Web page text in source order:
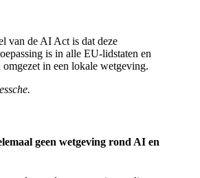
van de AI Act is dat deze
is in alle EU-lidstaten en
in een lokale wetgeving.
geen wetgeving rond AI en